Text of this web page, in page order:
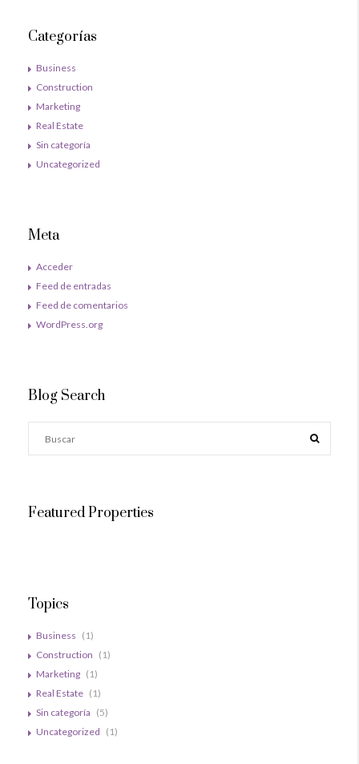
Categorías
Business
Construction
Marketing
Real Estate
Sin categoría
Uncategorized
Meta
Acceder
Feed de entradas
Feed de comentarios
WordPress.org
Blog Search
Featured Properties
Topics
Business (1)
Construction (1)
Marketing (1)
Real Estate (1)
Sin categoría (5)
Uncategorized (1)